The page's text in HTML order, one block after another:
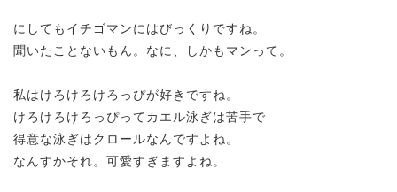
にしてもイチゴマンにはびっくりですね。
聞いたことないもん。なに、しかもマンって。
私はけろけろけろっぴが好きですね。
けろけろけろっぴってカエル泳ぎは苦手で
得意な泳ぎはクロールなんですよね。
なんすかそれ。可愛すぎますよね。